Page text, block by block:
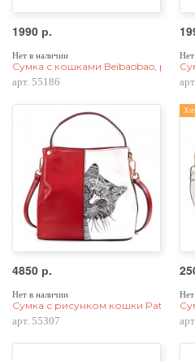
1990 р.
Нет в наличии
Сумка с кошками Beibaobao, pu
арт. 55186
Нет
4850 р.
Нет в наличии
Сумка с рисунком кошки Patterns
арт. 55307
Нет